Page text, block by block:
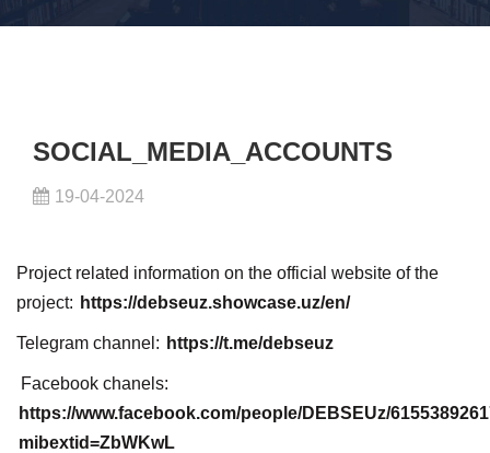
SOCIAL_MEDIA_ACCOUNTS
19-04-2024
Project related information on the official website of the
project: https://debseuz.showcase.uz/en/
Telegram channel: https://t.me/debseuz
Facebook chanels:
https://www.facebook.com/people/DEBSEUz/
mibextid=ZbWKwL